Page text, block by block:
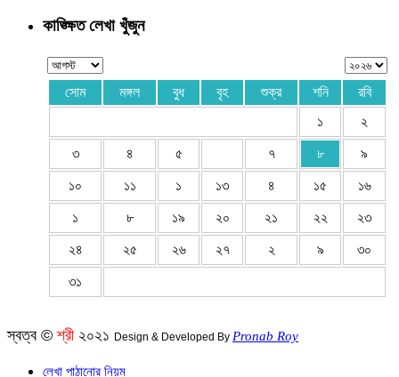
কাঙ্ক্ষিত লেখা খুঁজুন
সোম মঙ্গল বুধ বৃহ শুক্র শনি
রবি
১
২
৩ ৪ ৫ ৭ ৮ ৯
১০ ১১ ১ ১৩ ৪ ১৫ ১৬
১ ৮ ১৯ ২০ ২১ ২২ ২৩
২৪ ২৫ ২৬ ২৭ ২ ৯ ৩০
৩১
স্বত্ব ©শ্রী ২০২১ Design & Developed By Pronab Roy
লেখা পাঠানোর নিয়ম